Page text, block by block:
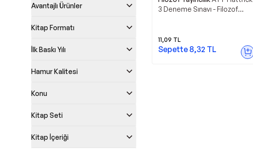
Avantajlı Ürünler
Kitap Formatı
İlk Baskı Yılı
Hamur Kalitesi
Konu
Kitap Seti
Kitap İçeriği
3 Deneme Sınavı - Filozof
11,09 TL
Sepette 8,32 TL